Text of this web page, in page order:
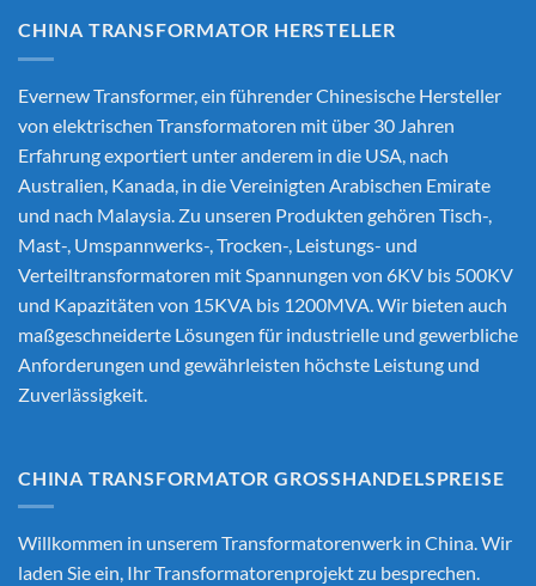
CHINA TRANSFORMATOR HERSTELLER
Evernew Transformer, ein führenderChinesische Hersteller
von elektrischen Transformatoren mit über 30 Jahren
Erfahrung exportiert unter anderem in die USA, nach
Australien, Kanada, in die Vereinigten Arabischen Emirate
und nach Malaysia. Zu unseren Produkten gehören Tisch-,
Mast-, Umspannwerks-, Trocken-, Leistungs- und
Verteiltransformatoren mit Spannungen von 6KV bis 500KV
und Kapazitäten von 15KVA bis 1200MVA. Wir bieten auch
maßgeschneiderte Lösungen für industrielle und gewerbliche
Anforderungen und gewährleisten höchste Leistung und
Zuverlässigkeit.
CHINA TRANSFORMATOR GROSSHANDELSPREISE
Willkommen in unserem Transformatorenwerk in China. Wir
laden Sie ein, Ihr Transformatorenprojekt zu besprechen.